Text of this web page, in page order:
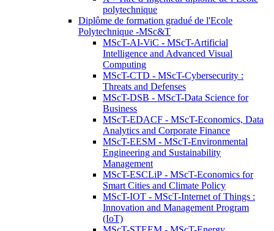
polytechnique
Diplôme de formation gradué de l'Ecole
Polytechnique -MSc&T
MScT-AI-ViC - MScT-Artificial
Intelligence and Advanced Visual
Computing
MScT-CTD - MScT-Cybersecurity :
Threats and Defenses
MScT-DSB - MScT-Data Science for
Business
MScT-EDACF - MScT-Economics, Data
Analytics and Corporate Finance
MScT-EESM - MScT-Environmental
Engineering and Sustainability
Management
MScT-ESCLiP - MScT-Economics for
Smart Cities and Climate Policy
MScT-IOT - MScT-Internet of Things :
Innovation and Management Program
(IoT)